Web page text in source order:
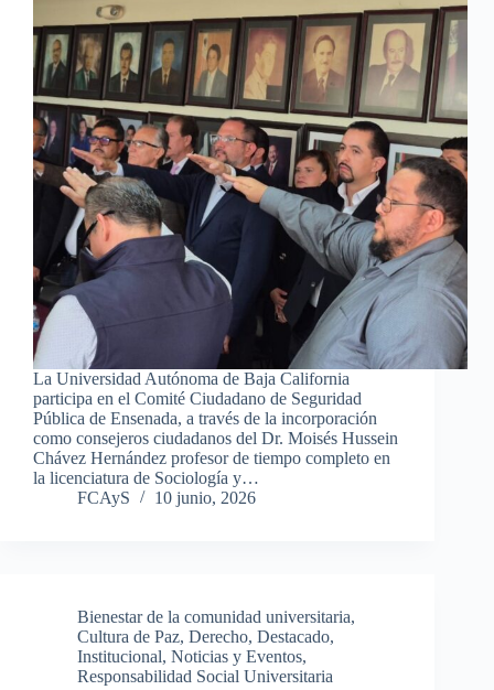
La Universidad Autónoma de Baja California
participa en el Comité Ciudadano de Seguridad
Pública de Ensenada, a través de la incorporación
como consejeros ciudadanos del Dr. Moisés Hussein
Chávez Hernández profesor de tiempo completo en
la licenciatura de Sociología y…
FCAyS
10 junio, 2026
Bienestar de la comunidad universitaria,
Cultura de Paz, Derecho, Destacado,
Institucional, Noticias y Eventos,
Responsabilidad Social Universitaria